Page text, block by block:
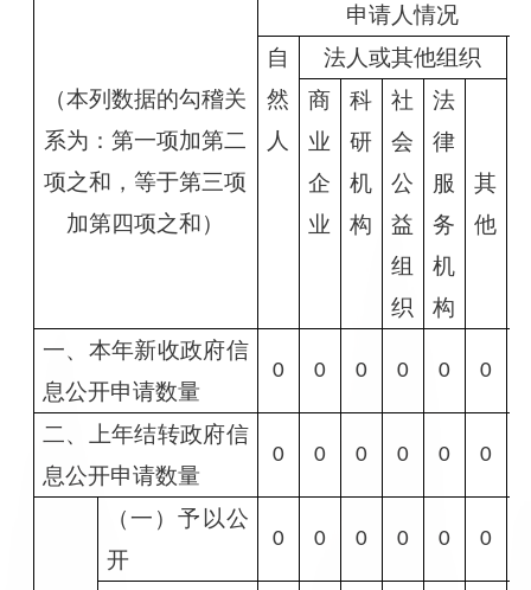
（本列数据的勾稽关
系为：第一项加第二
项之和，等于第三项
加第四项之和）
申请人情况
自
然
人
法人或其他组织
商
业
企
业
科
研
机
构
社
会
公
益
组
织
法
律
服
务
机
构
其
他
一、本年新收政府信
息公开申请数量
0 0 0 0 0 0
二、上年结转政府信
息公开申请数量
0 0 0 0 0 0
（一）予以公
开
0 0 0 0 0 0